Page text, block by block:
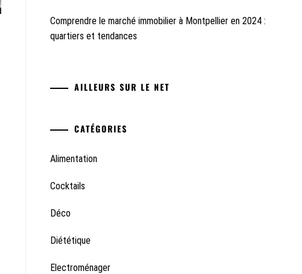
Comprendre le marché immobilier à Montpellier en 2024 :
quartiers et tendances
AILLEURS SUR LE NET
CATÉGORIES
Alimentation
Cocktails
Déco
Diététique
Electroménager